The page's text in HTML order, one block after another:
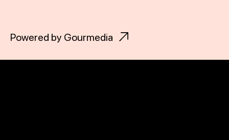
Powered by Gourmedia